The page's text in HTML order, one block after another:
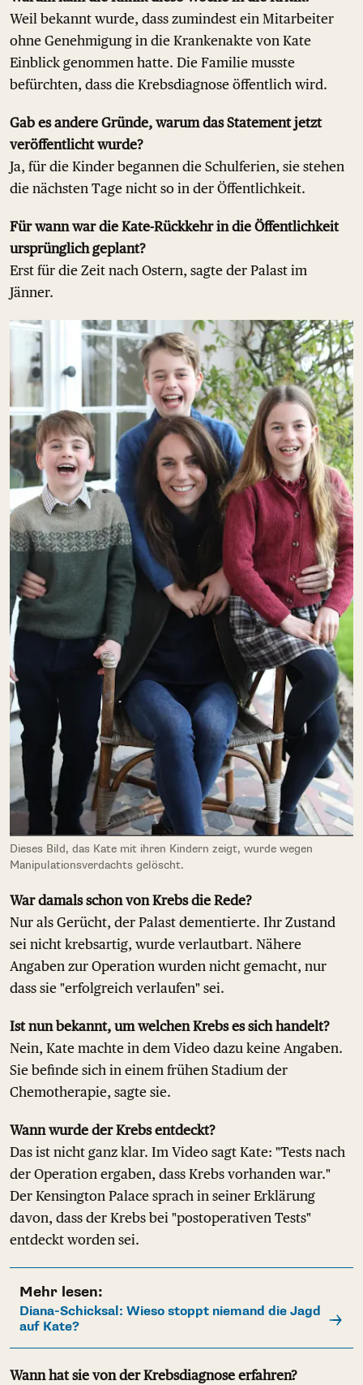
Weil bekannt wurde, dass zumindest ein Mitarbeiter
ohne Genehmigung in die Krankenakte von Kate
Einblick genommen hatte. Die Familie musste
befürchten, dass die Krebsdiagnose öffentlich wird.
Gab es andere Gründe, warum das Statement jetzt
veröffentlicht wurde?
Ja, für die Kinder begannen die Schulferien, sie stehen
die nächsten Tage nicht so in der Öffentlichkeit.
Für wann war die Kate-Rückkehr in die Öffentlichkeit
ursprünglich geplant?
Erst für die Zeit nach Ostern, sagte der Palast im
Jänner.
Dieses Bild, das Kate mit ihren Kindern zeigt, wurde wegen
Manipulationsverdachts gelöscht.
War damals schon von Krebs die Rede?
Nur als Gerücht, der Palast dementierte. Ihr Zustand
sei nicht krebsartig, wurde verlautbart. Nähere
Angaben zur Operation wurden nicht gemacht, nur
dass sie "erfolgreich verlaufen" sei.
Ist nun bekannt, um welchen Krebs es sich handelt?
Nein, Kate machte in dem Video dazu keine Angaben.
Sie befinde sich in einem frühen Stadium der
Chemotherapie, sagte sie.
Wann wurde der Krebs entdeckt?
Das ist nicht ganz klar. Im Video sagt Kate: "Tests nach
der Operation ergaben, dass Krebs vorhanden war."
Der Kensington Palace sprach in seiner Erklärung
davon, dass der Krebs bei "postoperativen Tests"
entdeckt worden sei.
Mehr lesen:
Diana-Schicksal: Wieso stoppt niemand die Jagd
auf Kate?
Wann hat sie von der Krebsdiagnose erfahren?